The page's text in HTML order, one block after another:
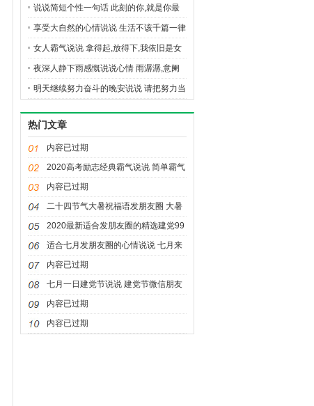
经要好的朋友
说说简短个性一句话 此刻的你,就是你最
年轻的样子
享受大自然的心情说说 生活不该千篇一律
女人霸气说说 拿得起,放得下,我依旧是女
王,主宰我的世界
夜深人静下雨感慨说说心情 雨潺潺,意阑
阑
明天继续努力奋斗的晚安说说 请把努力当
热门文章
内容已过期
2020高考励志经典霸气说说 简单霸气
的励志说说
内容已过期
二十四节气大暑祝福语发朋友圈 大暑
发朋友圈必选文案
2020最新适合发朋友圈的精选建党99
周年说说 2020年最新朋友圈精选建党
节说说
适合七月发朋友圈的心情说说 七月来
了的心情短语说说大全
内容已过期
七月一日建党节说说 建党节微信朋友
圈祝福语说说
内容已过期
内容已过期